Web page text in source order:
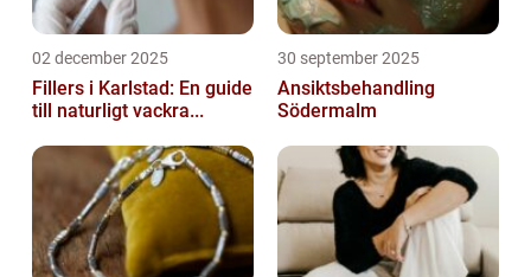
02 december 2025
Fillers i Karlstad: En guide
till naturligt vackra...
30 september 2025
Ansiktsbehandling
Södermalm